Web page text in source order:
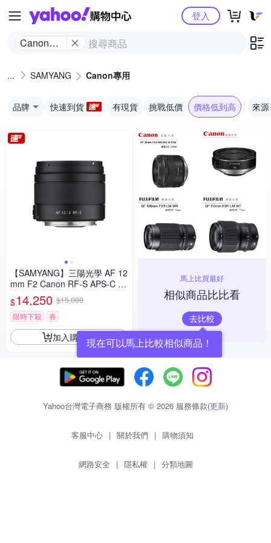
Yahoo購物中心
Canon專
登入
SAMYANG Canon專用
品牌 快速到貨 有現貨 挑戰低價 價格低到高 來源
【SAMYANG】三陽光學 AF 12
mm F2 Canon RF-S APS-C 自
動對焦鏡頭 公司貨
$14,250 $15,000
限時下殺
券
加入購物車
馬上比買最好
相似商品比比看
去比較
現在可以馬上比較相似商品！
Yahoo台灣電子商務 版權所有 © 2026 服務條款(更新)
客服中心 | 關於我們 | 購物須知
網路安全 | 隱私權 | 分類地圖